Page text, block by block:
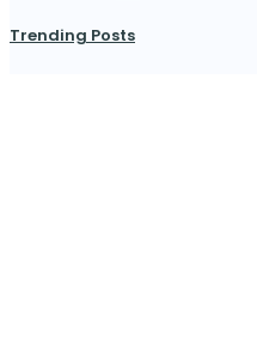
Trending Posts